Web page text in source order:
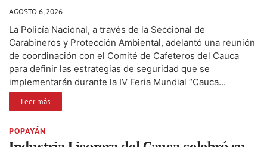
AGOSTO 6, 2026
La Policía Nacional, a través de la Seccional de
Carabineros y Protección Ambiental, adelantó una reunión
de coordinación con el Comité de Cafeteros del Cauca
para definir las estrategias de seguridad que se
implementarán durante la IV Feria Mundial “Cauca...
Leer más
POPAYÁN